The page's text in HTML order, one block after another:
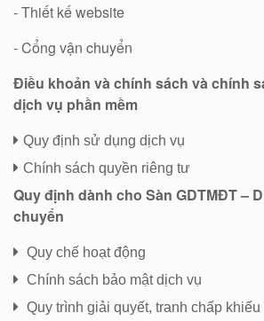
- Thiết kế website
- Cổng vận chuyển
Điều khoản và chính sách và chính
dịch vụ phần mềm
Quy định sử dụng dịch vụ
Chính sách quyền riêng tư
Quy định dành cho Sàn GDTMĐT –
chuyển
Quy chế hoạt động
Chính sách bảo mật dịch vụ
Quy trình giải quyết, tranh chấp khiếu